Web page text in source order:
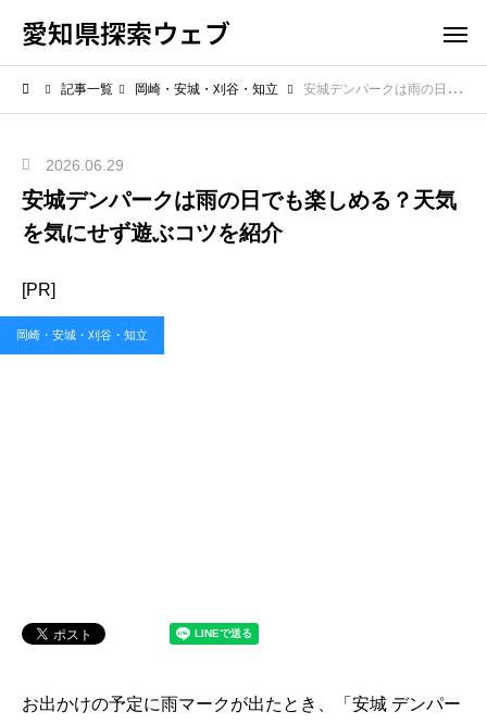
愛知県探索ウェブ
記事一覧 岡崎・安城・刈谷・知立 安城デンパークは雨の日でも楽しめる？天気を気にせず遊ぶコツを紹介
2026.06.29
安城デンパークは雨の日でも楽しめる？天気
を気にせず遊ぶコツを紹介
[PR]
岡崎・安城・刈谷・知立
お出かけの予定に雨マークが出たとき、「安城 デンパー